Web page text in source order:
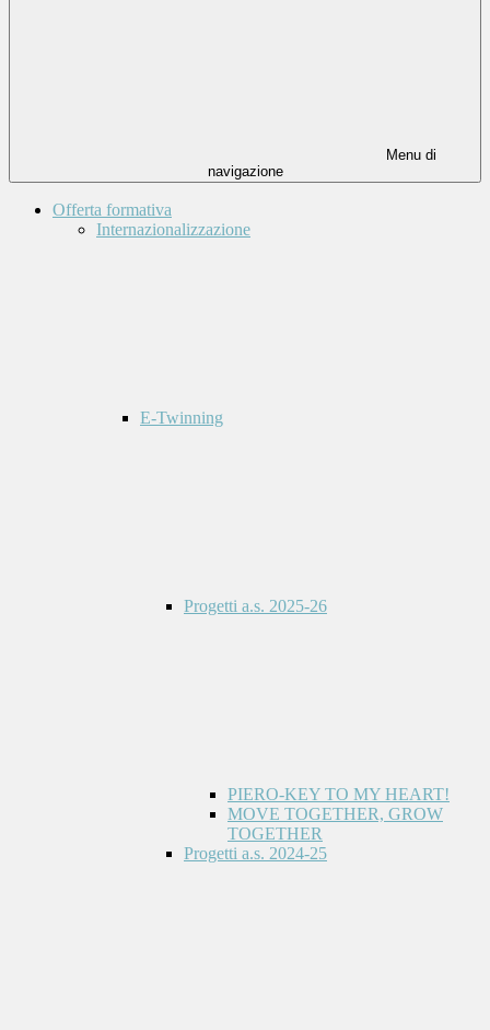
Menu di
navigazione
Offerta formativa
Internazionalizzazione
E-Twinning
Progetti a.s. 2025-26
PIERO-KEY TO MY HEART!
MOVE TOGETHER, GROW
TOGETHER
Progetti a.s. 2024-25